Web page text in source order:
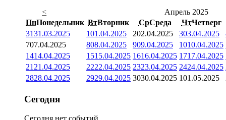
<
Апрель 2025
ПнПонедельник ВтВторник СрСреда ЧтЧетверг
3131.03.2025 101.04.2025 202.04.2025 303.04.2025
707.04.2025 808.04.2025 909.04.2025 1010.04.2025
1414.04.2025 1515.04.2025 1616.04.2025 1717.04.2025
21 21.04.2025 2222.04.2025 2323.04.2025 2424.04.2025
2828.04.2025 2929.04.2025 3030.04.2025 101.05.2025
Сегодня